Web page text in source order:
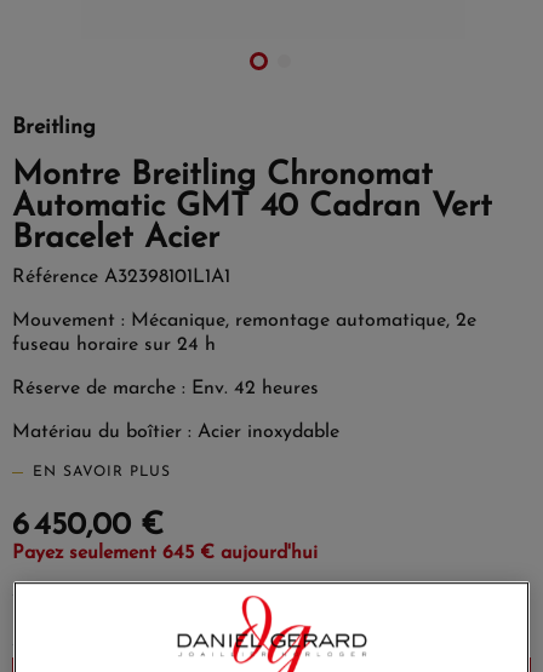
Breitling
Montre Breitling Chronomat
Automatic GMT 40 Cadran Vert
Bracelet Acier
Référence A32398101L1A1
Mouvement : Mécanique, remontage automatique, 2e
fuseau horaire sur 24 h
Réserve de marche : Env. 42 heures
Matériau du boîtier : Acier inoxydable
EN SAVOIR PLUS
6 450,00 €
Payez seulement 645 € aujourd'hui